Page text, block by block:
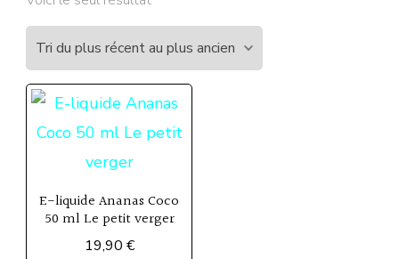
E-liquide Ananas Coco
50 ml Le petit verger
19,90 €